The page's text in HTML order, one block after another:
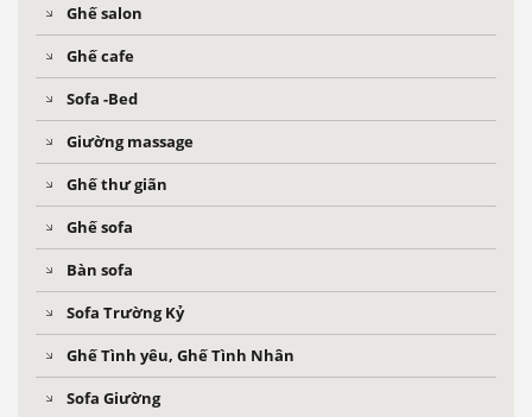
Ghế salon
Ghế cafe
Sofa -Bed
Giường massage
Ghế thư giãn
Ghế sofa
Bàn sofa
Sofa Trường Kỷ
Ghế Tình yêu, Ghế Tình Nhân
Sofa Giường